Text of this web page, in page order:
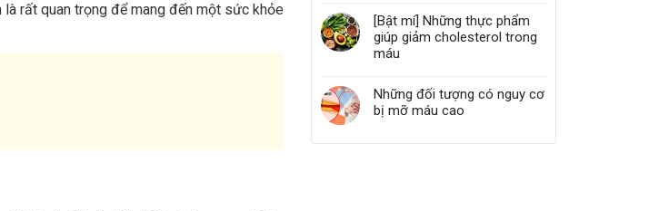
rất quan trọng để mang đến một sức khỏe
[Bật mí] Những thực phẩm
giúp giảm cholesterol trong
máu
Những đối tượng có nguy cơ
bị mỡ máu cao